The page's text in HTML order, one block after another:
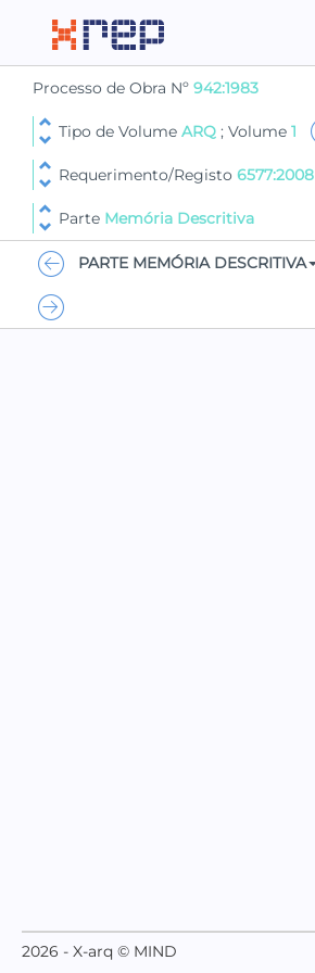
Processo de Obra Nº 942:1983
Tipo de Volume ARQ ; Volume 1
Requerimento/Registo 6577:2008
Parte Memória Descritiva
PARTE MEMÓRIA DESCRITIVA
2026 - X-arq © MIND